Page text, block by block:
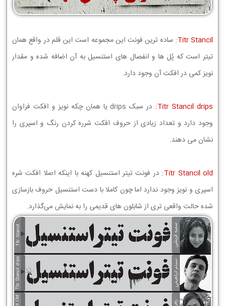
Titr Stancil: ساده ترین فونت این مجموعه است این قلم در واقع همان
تیتر است که پُل ها و انفصال های استنسیل به آن اضافه شده و مقدار
نویز کمی در افکت آن وجود دارد.
Titr Stancil drips:
در سبک drips یا همان چکه نویز و افکت فراوان
وجود دارد و تعداد زیادی از حروف افکت شرره کردن رنگ و اسپری را
نشان می دهند.
Titr Stancil old: در فونت تیتر استنسیل کهنه با اینکه اصلا افکت شره
اسپری و نویز وجود ندارد اما چون کاملا با دست استنسیل حروف بازسازی
شده حالت واقعی تری از شابلون های قدیمی را به نمایش می‌گذارد.